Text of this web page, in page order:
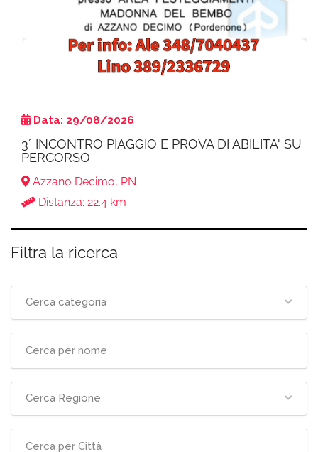
Data: 29/08/2026
3° INCONTRO PIAGGIO E PROVA DI ABILITA' SU
PERCORSO
Azzano Decimo, PN
Distanza: 22.4 km
Filtra la ricerca
Cerca categoria
Cerca Regione